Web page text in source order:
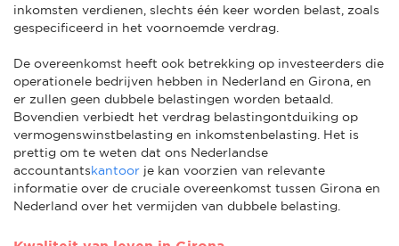
inkomsten verdienen, slechts één keer worden belast, zoals
gespecificeerd in het voornoemde verdrag.
De overeenkomst heeft ook betrekking op investeerders die
operationele bedrijven hebben in Nederland en Girona, en
er zullen geen dubbele belastingen worden betaald.
Bovendien verbiedt het verdrag belastingontduiking op
vermogenswinstbelasting en inkomstenbelasting. Het is
prettig om te weten dat ons Nederlandse
accountantskantoor je kan voorzien van relevante
informatie over de cruciale overeenkomst tussen Girona en
Nederland over het vermijden van dubbele belasting.